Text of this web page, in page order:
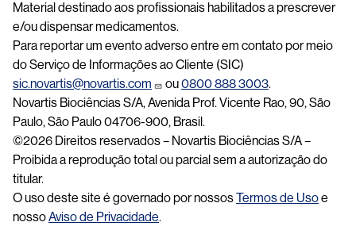
Material destinado aos profissionais habilitados a prescrever
e/ou dispensar medicamentos.
Para reportar um evento adverso entre em contato por meio
do Serviço de Informações ao Cliente (SIC)
sic.novartis@novartis.com
ou0800 888 3003.
Novartis Biociências S/A, Avenida Prof. Vicente Rao, 90, São
Paulo, São Paulo 04706-900, Brasil.
©2026 Direitos reservados – Novartis Biociências S/A –
Proibida a reprodução total ou parcial sem a autorização do
titular.
O uso deste site é governado por nossosTermos de Usoe
nossoAviso de Privacidade.